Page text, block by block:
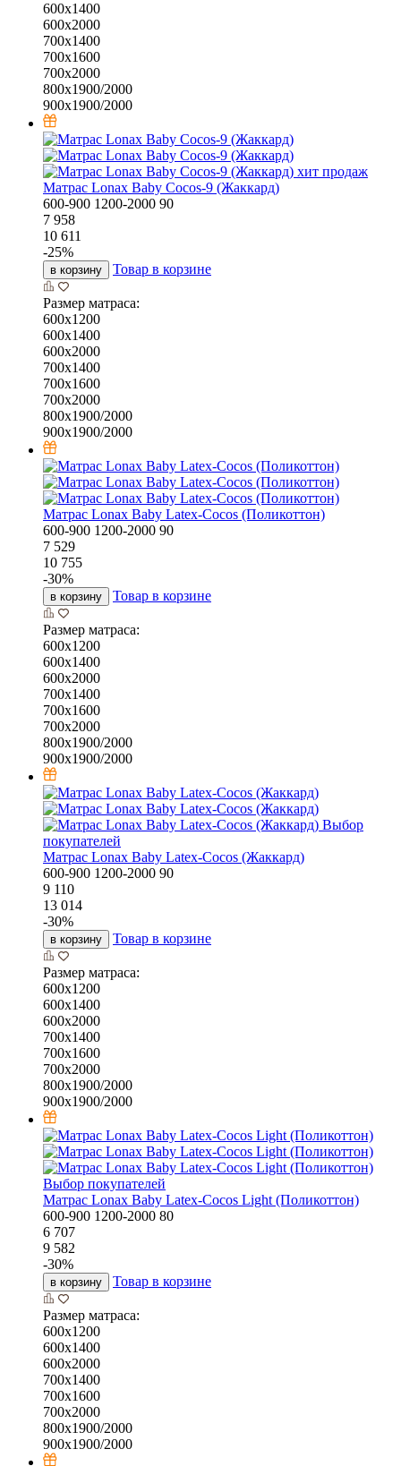
600х1400
600х2000
700х1400
700х1600
700х2000
800х1900/2000
900х1900/2000
хит продаж
Матрас Lonax Baby Cocos-9 (Жаккард)
600-900 1200-2000 90
7 958
10 611
-25%
в корзину Товар в корзине
Размер матраса:
600х1200
600х1400
600х2000
700х1400
700х1600
700х2000
800х1900/2000
900х1900/2000
Матрас Lonax Baby Latex-Cocos (Поликоттон)
600-900 1200-2000 90
7 529
10 755
-30%
в корзину Товар в корзине
Размер матраса:
600х1200
600х1400
600х2000
700х1400
700х1600
700х2000
800х1900/2000
900х1900/2000
Выбор
покупателей
Матрас Lonax Baby Latex-Cocos (Жаккард)
600-900 1200-2000 90
9 110
13 014
-30%
в корзину Товар в корзине
Размер матраса:
600х1200
600х1400
600х2000
700х1400
700х1600
700х2000
800х1900/2000
900х1900/2000
Выбор покупателей
Матрас Lonax Baby Latex-Cocos Light (Поликоттон)
600-900 1200-2000 80
6 707
9 582
-30%
в корзину Товар в корзине
Размер матраса:
600х1200
600х1400
600х2000
700х1400
700х1600
700х2000
800х1900/2000
900х1900/2000